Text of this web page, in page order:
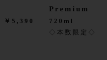
￥5,390
Premium
720ml
◇本数限定◇